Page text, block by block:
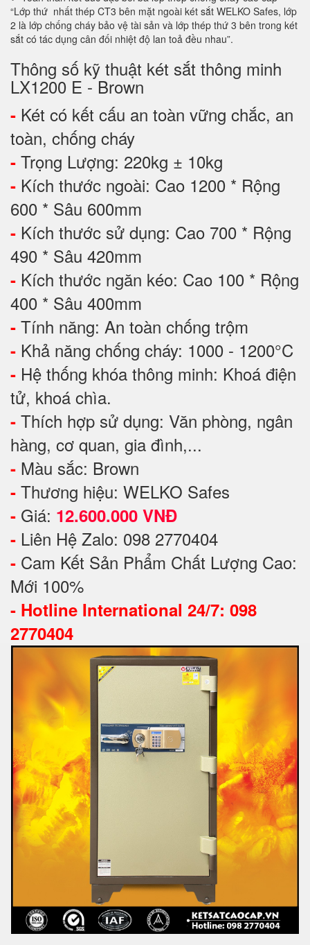
“Lớp thứ nhất thép CT3 bên mặt ngoài két sắt WELKO Safes, lớp
2 là lớp chống cháy bảo vệ tài sản và lớp thép thứ 3 bên trong két
sắt có tác dụng cân đối nhiệt độ lan toả đều nhau”.
Thông số kỹ thuật két sắt thông minh
LX1200 E - Brown
- Két có kết cấu an toàn vững chắc, an
toàn, chống cháy
- Trọng Lượng: 220kg ± 10kg
- Kích thước ngoài: Cao 1200 * Rộng
600 * Sâu 600mm
- Kích thước sử dụng: Cao 700 * Rộng
490 * Sâu 420mm
- Kích thước ngăn kéo: Cao 100 * Rộng
400 * Sâu 400mm
- Tính năng: An toàn chống trộm
- Khả năng chống cháy: 1000 - 1200°C
- Hệ thống khóa thông minh: Khoá điện
tử, khoá chìa.
- Thích hợp sử dụng: Văn phòng, ngân
hàng, cơ quan, gia đình,...
- Màu sắc: Brown
- Thương hiệu: WELKO Safes
- Giá: 12.600.000 VNĐ
- Liên Hệ Zalo: 098 2770404
- Cam Kết Sản Phẩm Chất Lượng Cao:
Mới 100%
- Hotline International 24/7: 098
2770404